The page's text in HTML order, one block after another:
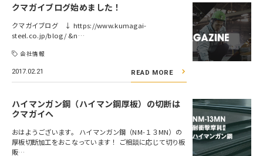
クマガイブログ始めました！
クマガイブログ ↓ https://www.kumagai-
steel.co.jp/blog/ &n…
会社情報
2017.02.21 READ MORE
ハイマンガン鋼（ハイマン鋼厚板）の切断は
クマガイへ
おはようございます。 ハイマンガン鋼（NM-１３MN）の
厚板切断加工をおこなっています！ ご相談に応じて切り板
販…